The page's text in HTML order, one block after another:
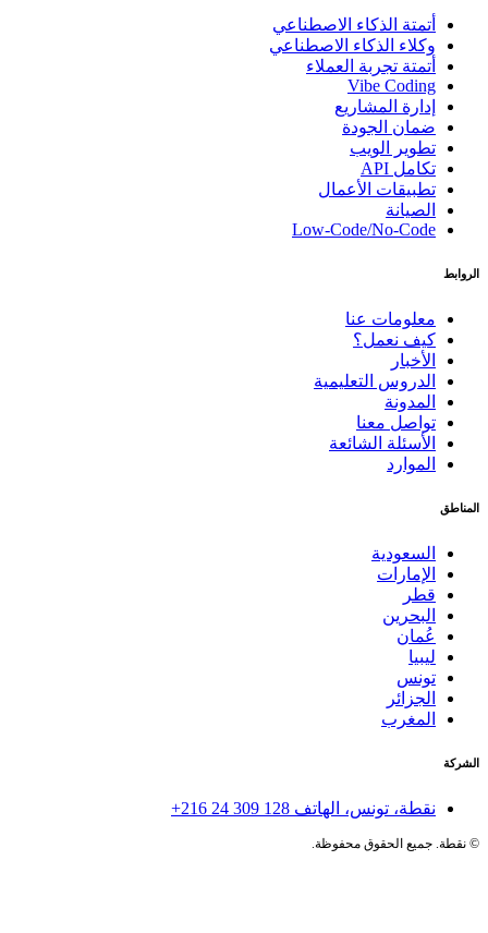
أتمتة الذكاء الاصطناعي
وكلاء الذكاء الاصطناعي
أتمتة تجربة العملاء
Vibe Coding
إدارة المشاريع
ضمان الجودة
تطوير الويب
تكامل API
تطبيقات الأعمال
الصيانة
Low-Code/No-Code
الروابط
معلومات عنا
كيف نعمل؟
الأخبار
الدروس التعليمية
المدونة
تواصل معنا
الأسئلة الشائعة
الموارد
المناطق
السعودية
الإمارات
قطر
البحرين
عُمان
ليبيا
تونس
الجزائر
المغرب
الشركة
نقطة، تونس، الهاتف +216 24 309 128
©نقطة. جميع الحقوق محفوظة.